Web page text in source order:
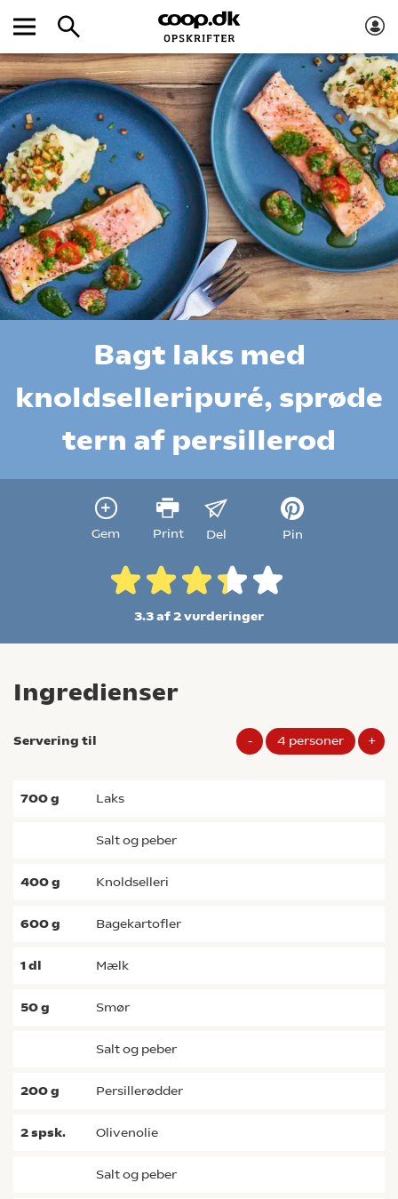
Bagt laks med
knoldselleripuré, sprøde
tern af persillerod
Gem Print Del Pin
3.3 af 2vurderinger
Ingredienser
Servering til - 4 personer +
700g laks
salt og peber
400g knoldselleri
600g bagekartofler
1dl mælk
50g smør
salt og peber
200g persillerødder
2spsk. olivenolie
salt og peber